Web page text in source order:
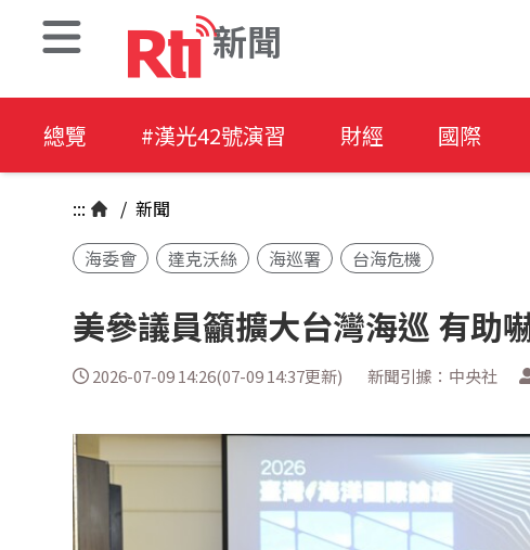
新聞
總覽 #漢光42號演習 財經 國際
::: / 新聞
海委會
達克沃絲 海巡署 台海危機
美參議員籲擴大台灣海巡 有助
2026-07-09 14:26(07-09 14:37更新) 新聞引據：中央社